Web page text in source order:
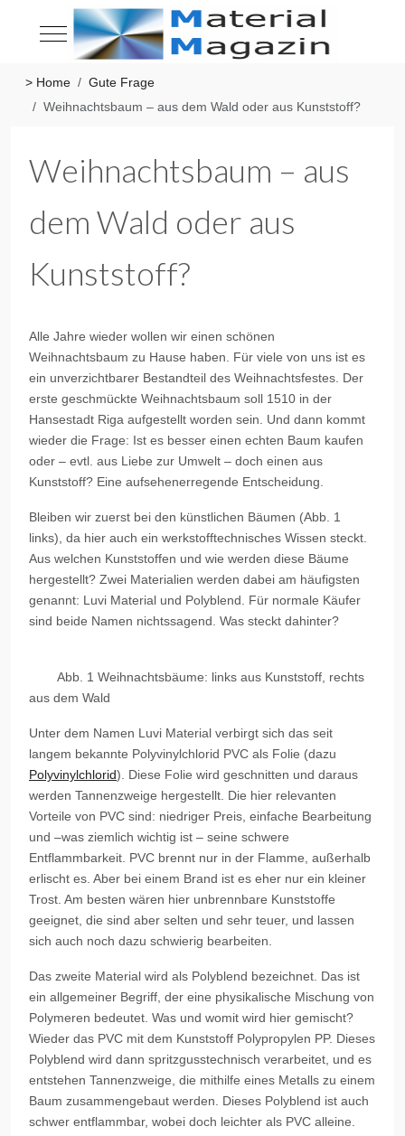
Mobile Menu Toggle
> Home
Gute Frage
Weihnachtsbaum – aus dem Wald oder aus Kunststoff?
Weihnachtsbaum – aus
dem Wald oder aus
Kunststoff?
Alle Jahre wieder wollen wir einen schönen
Weihnachtsbaum zu Hause haben. Für viele von uns ist es
ein unverzichtbarer Bestandteil des Weihnachtsfestes. Der
erste geschmückte Weihnachtsbaum soll 1510 in der
Hansestadt Riga aufgestellt worden sein. Und dann kommt
wieder die Frage: Ist es besser einen echten Baum kaufen
oder – evtl. aus Liebe zur Umwelt – doch einen aus
Kunststoff? Eine aufsehenerregende Entscheidung.
Bleiben wir zuerst bei den künstlichen Bäumen (Abb. 1
links), da hier auch ein werkstofftechnisches Wissen steckt.
Aus welchen Kunststoffen und wie werden diese Bäume
hergestellt? Zwei Materialien werden dabei am häufigsten
genannt: Luvi Material und Polyblend. Für normale Käufer
sind beide Namen nichtssagend. Was steckt dahinter?
Abb. 1 Weihnachtsbäume: links aus Kunststoff, rechts
aus dem Wald
Unter dem Namen Luvi Material verbirgt sich das seit
langem bekannte Polyvinylchlorid PVC als Folie (dazu
Polyvinylchlorid). Diese Folie wird geschnitten und daraus
werden Tannenzweige hergestellt. Die hier relevanten
Vorteile von PVC sind: niedriger Preis, einfache Bearbeitung
und –was ziemlich wichtig ist – seine schwere
Entflammbarkeit. PVC brennt nur in der Flamme, außerhalb
erlischt es. Aber bei einem Brand ist es eher nur ein kleiner
Trost. Am besten wären hier unbrennbare Kunststoffe
geeignet, die sind aber selten und sehr teuer, und lassen
sich auch noch dazu schwierig bearbeiten.
Das zweite Material wird als Polyblend bezeichnet. Das ist
ein allgemeiner Begriff, der eine physikalische Mischung von
Polymeren bedeutet. Was und womit wird hier gemischt?
Wieder das PVC mit dem Kunststoff Polypropylen PP. Dieses
Polyblend wird dann spritzgusstechnisch verarbeitet, und es
entstehen Tannenzweige, die mithilfe eines Metalls zu einem
Baum zusammengebaut werden. Dieses Polyblend ist auch
schwer entflammbar, wobei doch leichter als PVC alleine.